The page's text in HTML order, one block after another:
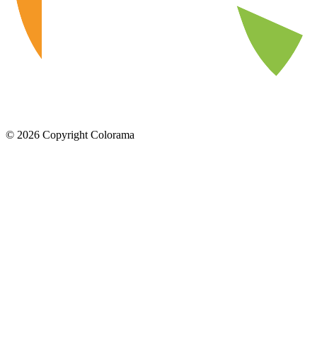
© 2026 Copyright Colorama